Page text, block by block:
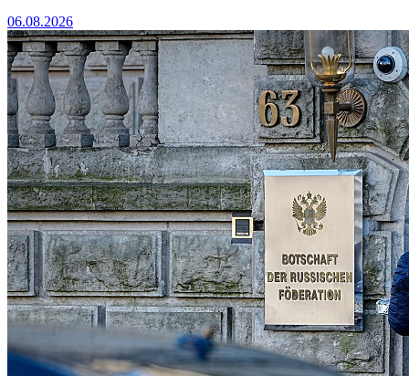
06.08.2026